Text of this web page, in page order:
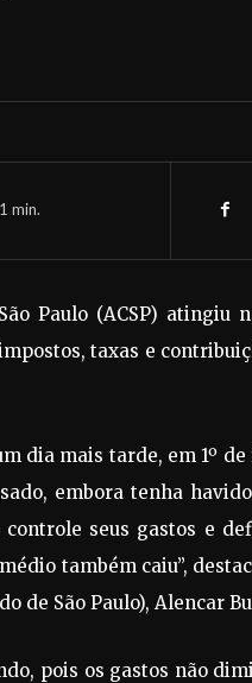
1 min.
Paulo (ACSP) atingiu
taxas e
dia mais tarde, em 1º
embora tenha
seus gastos e
também caiu”,
de São Paulo), Alencar
pois os gastos não